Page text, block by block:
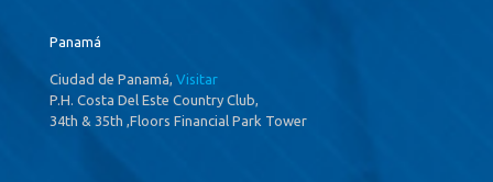
Panamá
Ciudad de Panamá, Visitar
P.H. Costa Del Este Country Club,
34th & 35th ,Floors Financial Park Tower